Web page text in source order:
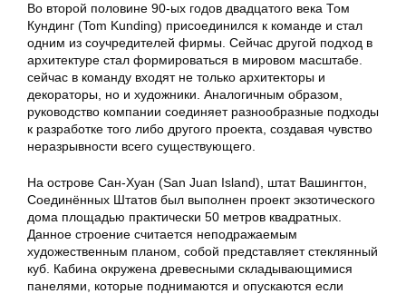
Во второй половине 90-ых годов двадцатого века Том
Кундинг (Tom Kunding) присоединился к команде и стал
одним из соучредителей фирмы. Сейчас другой подход в
архитектуре стал формироваться в мировом масштабе.
сейчас в команду входят не только архитекторы и
декораторы, но и художники. Аналогичным образом,
руководство компании соединяет разнообразные подходы
к разработке того либо другого проекта, создавая чувство
неразрывности всего существующего.
На острове Сан-Хуан (San Juan Island), штат Вашингтон,
Соединённых Штатов был выполнен проект экзотического
дома площадью практически 50 метров квадратных.
Данное строение считается неподражаемым
художественным планом, собой представляет стеклянный
куб. Кабина окружена древесными складывающимися
панелями, которые поднимаются и опускаются если